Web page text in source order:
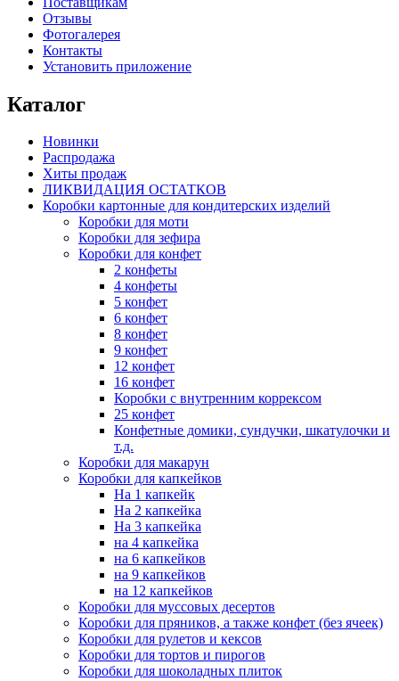
Отзывы
Фотогалерея
Контакты
Установить приложение
Каталог
Новинки
Распродажа
Хиты продаж
ЛИКВИДАЦИЯ ОСТАТКОВ
Коробки картонные для кондитерских изделий
Коробки для моти
Коробки для зефира
Коробки для конфет
2 конфеты
4 конфеты
5 конфет
6 конфет
8 конфет
9 конфет
12 конфет
16 конфет
Коробки с внутренним коррексом
25 конфет
Конфетные домики, сундучки, шкатулочки и
т.д.
Коробки для макарун
Коробки для капкейков
На 1 капкейк
На 2 капкейка
На 3 капкейка
на 4 капкейка
на 6 капкейков
на 9 капкейков
на 12 капкейков
Коробки для муссовых десертов
Коробки для пряников, а также конфет (без ячеек)
Коробки для рулетов и кексов
Коробки для тортов и пирогов
Коробки для шоколадных плиток